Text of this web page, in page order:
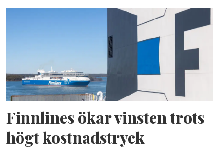
Finnlines ökar vinsten trots
högt kostnadstryck